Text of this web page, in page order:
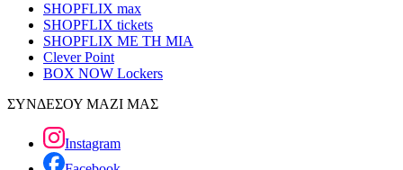
SHOPFLIX max
SHOPFLIX tickets
SHOPFLIX ΜΕ ΤΗ ΜΙΑ
Clever Point
BOX NOW Lockers
ΣΥΝΔΕΣΟΥ ΜΑΖΙ ΜΑΣ
Instagram